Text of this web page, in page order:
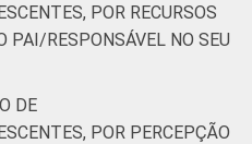
POR RECURSOS
PAI/RESPONSÁVEL NO SEU
DE
POR PERCEPÇÃO